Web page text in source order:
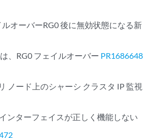
オーバーRG0 後に無効状態になる新
、RG0 フェイルオーバー PR1686648
ノード上のシャーシ クラスタ IP 監視
ンターフェイスが正しく機能しない